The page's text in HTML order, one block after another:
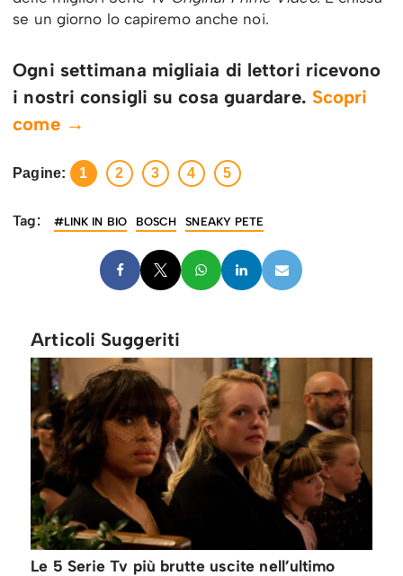
se un giorno lo capiremo anche noi.
Ogni settimana migliaia di lettori ricevono
i nostri consigli su cosa guardare. Scopri
come →
Pagine: 1 2 3 4 5
Tag: #LINK IN BIO BOSCH SNEAKY PETE
Articoli Suggeriti
Le 5 Serie Tv più brutte uscite nell’ultimo